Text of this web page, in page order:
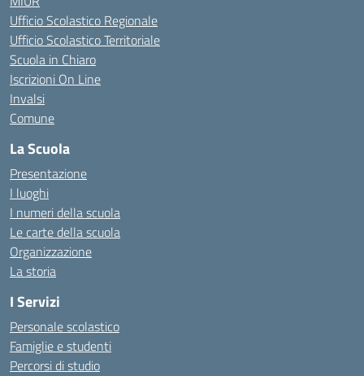
Ufficio Scolastico Regionale
Ufficio Scolastico Territoriale
Scuola in Chiaro
Iscrizioni On Line
Invalsi
Comune
La Scuola
Presentazione
I luoghi
I numeri della scuola
Le carte della scuola
Organizzazione
La storia
I Servizi
Personale scolastico
Famiglie e studenti
Percorsi di studio